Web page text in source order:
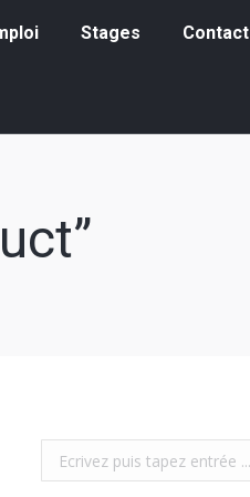
Stages Contact
Recherche
Stages Contact